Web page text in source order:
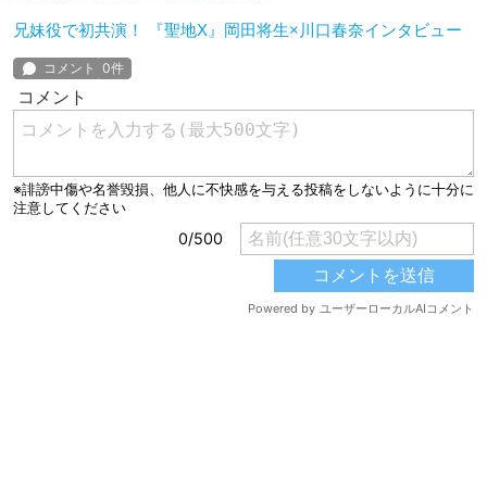
兄妹役で初共演！ 『聖地X』岡田将生×川口春奈インタビュー